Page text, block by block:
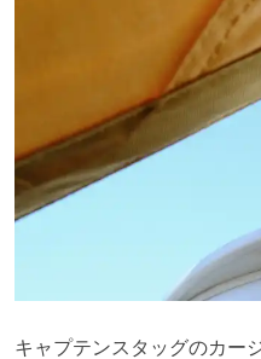
キャプテンスタッグのカー